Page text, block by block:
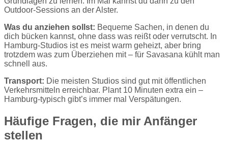
Outdoor-Sessions an der Alster.
Was du anziehen sollst: Bequeme Sachen, in denen du
dich bücken kannst, ohne dass was reißt oder verrutscht. In
Hamburg-Studios ist es meist warm geheizt, aber bring
trotzdem was zum Überziehen mit – für Savasana kühlt man
schnell aus.
Transport: Die meisten Studios sind gut mit öffentlichen
Verkehrsmitteln erreichbar. Plant 10 Minuten extra ein –
Hamburg-typisch gibt’s immer mal Verspätungen.
Häufige Fragen, die mir Anfänger
stellen